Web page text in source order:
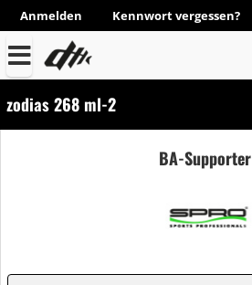
Anmelden Kennwort vergessen?
zodias 268 ml-2
BA-Supporter